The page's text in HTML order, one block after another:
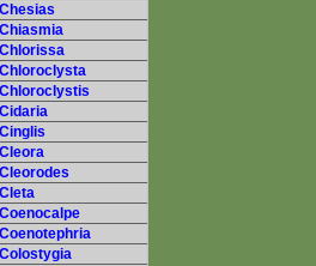
Chesias
Chiasmia
Chlorissa
Chloroclysta
Chloroclystis
Cidaria
Cinglis
Cleora
Cleorodes
Cleta
Coenocalpe
Coenotephria
Colostygia